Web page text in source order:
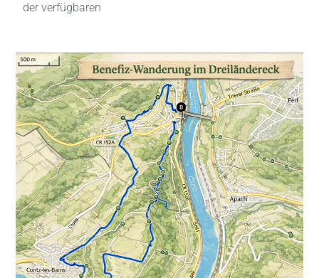
der verfügbaren